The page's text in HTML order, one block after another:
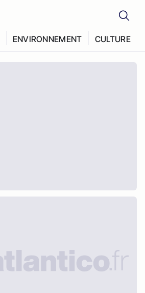
ENVIRONNEMENT CULTURE